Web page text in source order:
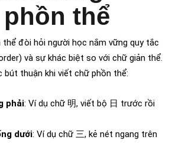
thể
đòi hỏi người học nắm vững quy tắc
và sự khác biệt so với chữ giản thể.
bút thuận khi viết chữ phồn thể:
phải: Ví dụ chữ 明, viết bộ 日 trước rồi
dưới: Ví dụ chữ 三, kẻ nét ngang trên